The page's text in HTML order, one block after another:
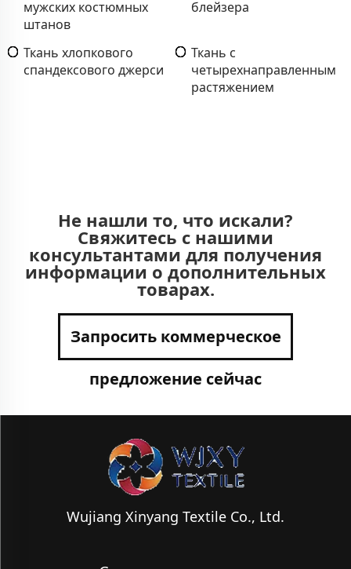
мужских костюмных
штанов
блейзера
Ткань хлопкового
спандексового джерси
Ткань с
четырехнаправленным
растяжением
Не нашли то, что искали?
Свяжитесь с нашими
консультантами для получения
информации о дополнительных
товарах.
Запросить коммерческое
предложение сейчас
Wujiang Xinyang Textile Co., Ltd.